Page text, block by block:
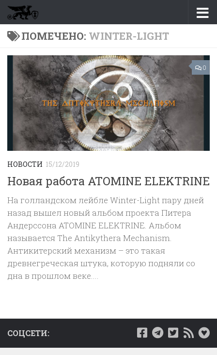
Перейти к содержимому
ПОМЕЧЕНО: WINTER-LIGHT
0
НОВОСТИ 15/12/2019
Новая работа ATOMINE ELEKTRINE
На голландском лейбле Winter-Light пару дней
назад вышел новый альбом проекта Питера
Андерссона ATOMINE ELEKTRINE. Альбом
называется The Antikythera Mechanism.
Антикитерский механизм – это такая
древнегреческая штука, которую подняли со
дна в прошлом веке....
СОЦСЕТИ: